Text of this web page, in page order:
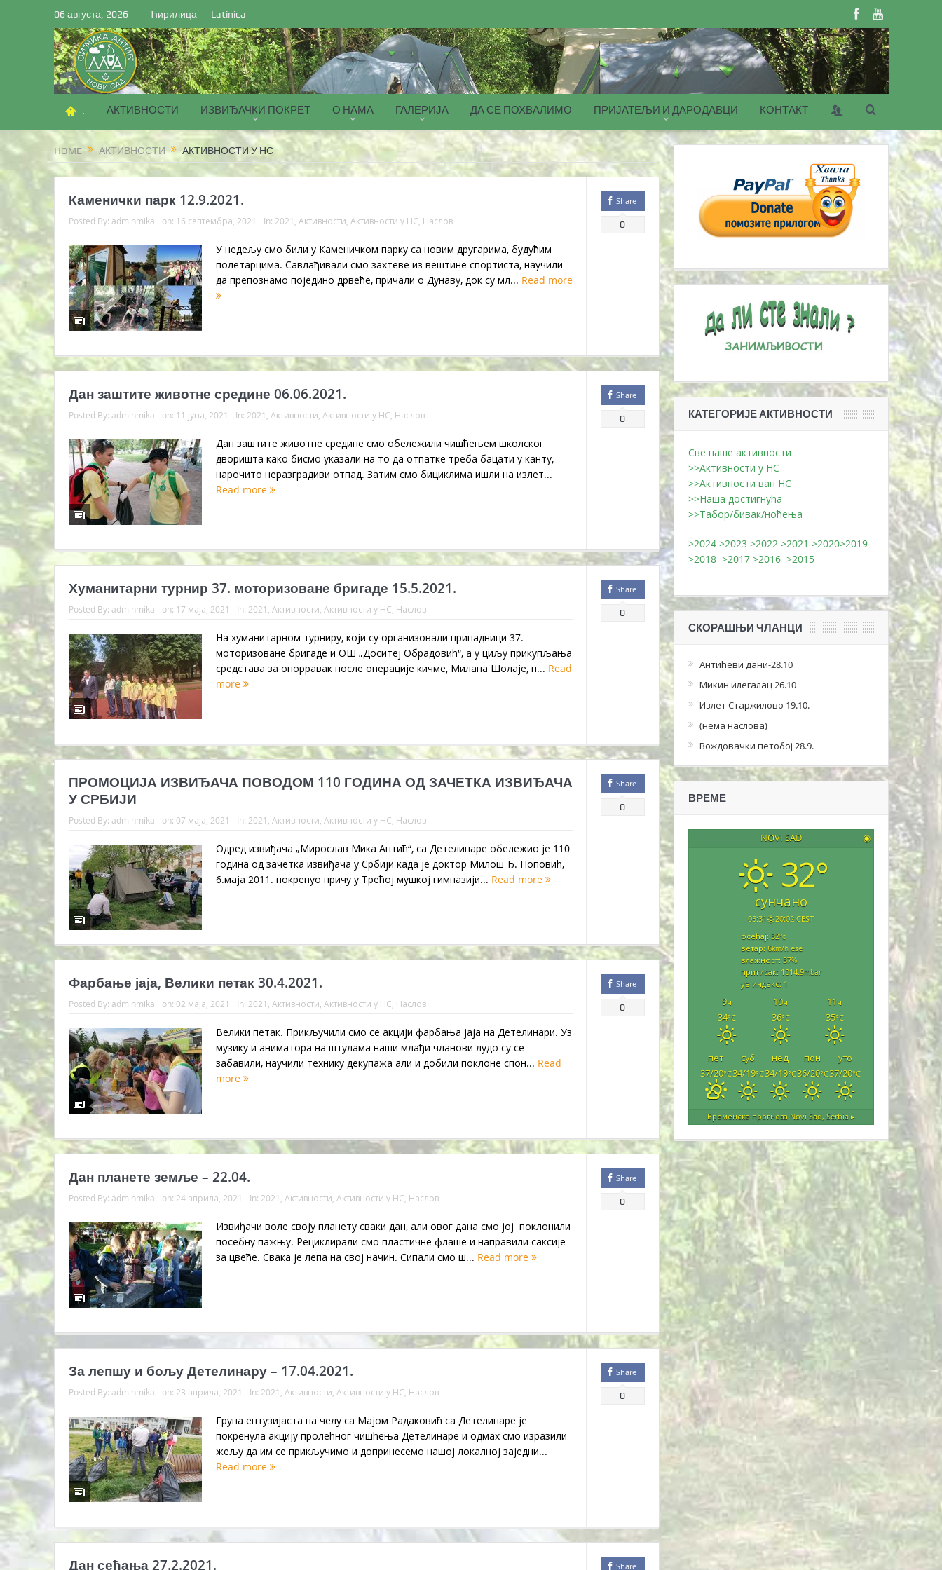
06 августа, 2026 Ћирилица Latinica
. АКТИВНОСТИ ИЗВИЂАЧКИ ПОКРЕТ О НАМА ГАЛЕРИЈА ДА СЕ ПОХВАЛИМО ПРИЈАТЕЉИ И ДАРОДАВЦИ КОНТАКТ
HOME АКТИВНОСТИ АКТИВНОСТИ У НС
Каменички парк 12.9.2021.
Posted By: adminmika on: 16 септембра, 2021 In: 2021 Активности Активности у НС Наслов
У недељу смо били у Каменичком парку са новим другарима, будућим
полетарцима. Савлађивали смо захтеве из вештине спортиста, научили
да препознамо поједино дрвеће, причали о Дунаву, док су мл... Read more
Share
0
Дан заштите животне средине 06.06.2021.
Posted By: adminmika on: 11 јуна, 2021 In: 2021 Активности Активности у НС Наслов
Дан заштите животне средине смо обележили чишћењем школског
дворишта како бисмо указали на то да отпатке треба бацати у канту,
нарочито неразградиви отпад. Затим смо бициклима ишли на излет...
Read more
Share
0
Хуманитарни турнир 37. моторизоване бригаде 15.5.2021.
Posted By: adminmika on: 17 маја, 2021 In: 2021 Активности Активности у НС Наслов
На хуманитарном турниру, који су организовали припадници 37.
моторизоване бригаде и ОШ „Доситеј Обрадовић“, а у циљу прикупљања
средстава за опорравак после операције кичме, Милана Шолаје, н... Read
more
Share
0
ПРОМОЦИЈА ИЗВИЂАЧА ПОВОДОМ 110 ГОДИНА ОД ЗАЧЕТКА ИЗВИЂАЧА
У СРБИЈИ
Posted By: adminmika on: 07 маја, 2021 In: 2021 Активности Активности у НС Наслов
Одред извиђача „Мирослав Мика Антић“, са Детелинаре обележио је 110
година од зачетка извиђача у Србији када је доктор Милош Ђ. Поповић,
6.маја 2011. покренуо причу у Трећој мушкој гимназији... Read more
Share
0
Фарбање јаја, Велики петак 30.4.2021.
Posted By: adminmika on: 02 маја, 2021 In: 2021 Активности Активности у НС Наслов
Велики петак. Прикључили смо се акцији фарбања јаја на Детелинари. Уз
музику и аниматора на штулама наши млађи чланови лудо су се
забавили, научили технику декупажа али и добили поклоне спон... Read
more
Share
0
Дан планете земље – 22.04.
Posted By: adminmika on: 24 априла, 2021 In: 2021 Активности Активности у НС Наслов
Извиђачи воле своју планету сваки дан, али овог дана смо јој поклонили
посебну пажњу. Рециклирали смо пластичне флаше и направили саксије
за цвеће. Свака је лепа на свој начин. Сипали смо ш... Read more
Share
0
За лепшу и бољу Детелинару – 17.04.2021.
Posted By: adminmika on: 23 априла, 2021 In: 2021 Активности Активности у НС Наслов
Група ентузијаста на челу са Мајом Радаковић са Детелинаре је
покренула акцију пролећног чишћења Детелинаре и одмах смо изразили
жељу да им се прикључимо и допринесемо нашој локалној заједни...
Read more
Share
0
Дан сећања 27.2.2021. Share
КАТЕГОРИЈЕ АКТИВНОСТИ
Све наше активности
>>Активности у НС
>>Активности ван НС
>>Наша достигнућа
>>Табор/бивак/ноћења
>2024 >2023 >2022 >2021 >2020>2019
>2018 >2017 >2016 >2015
СКОРАШЊИ ЧЛАНЦИ
Антићеви дани-28.10
Микин илегалац 26.10
Излет Старжилово 19.10.
(нема наслова)
Вождовачки петобој 28.9.
ВРЕМЕ
NOVI SAD ◉
32°
сунчано
05:31 20:02 CEST
осећај: 32°c
ветар: 6km/hese
влажност: 37%
притисак: 1014.9mbar
ув индекс: 1
9ч 10ч 11 ч
34°C 36°C 35°C
пет суб нед пон
уто
37/20°C34/19°C34/19°C36/20°C37/20°C
Временска прогноза Novi Sad, Serbia ▸